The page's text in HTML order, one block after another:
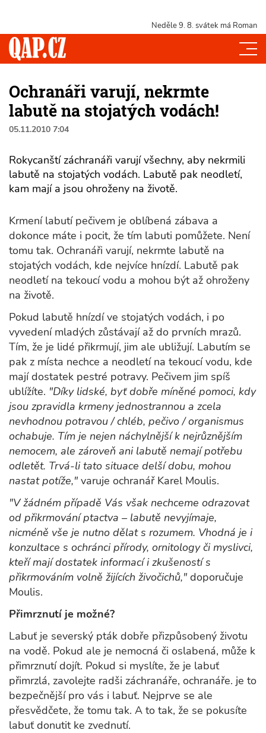
Neděle 9. 8. svátek má Roman
Ochranáři varují, nekrmte
labutě na stojatých vodách!
05.11.2010 7:04
Rokycanští záchranáři varují všechny, aby nekrmili
labutě na stojatých vodách. Labutě pak neodletí,
kam mají a jsou ohroženy na životě.
Krmení labutí pečivem je oblíbená zábava a
dokonce máte i pocit, že tím labuti pomůžete. Není
tomu tak. Ochranáři varují, nekrmte labutě na
stojatých vodách, kde nejvíce hnízdí. Labutě pak
neodletí na tekoucí vodu a mohou být až ohroženy
na životě.
Pokud labutě hnízdí ve stojatých vodách, i po
vyvedení mladých zůstávají až do prvních mrazů.
Tím, že je lidé přikrmují, jim ale ubližují. Labutím se
pak z místa nechce a neodletí na tekoucí vodu, kde
mají dostatek pestré potravy. Pečivem jim spíš
ublížíte. "Díky lidské, byť dobře míněné pomoci, kdy
jsou zpravidla krmeny jednostrannou a zcela
nevhodnou potravou / chléb, pečivo / organismus
ochabuje. Tím je nejen náchylnější k nejrůznějším
nemocem, ale zároveň ani labutě nemají potřebu
odletět. Trvá-li tato situace delší dobu, mohou
nastat potíže," varuje ochranář Karel Moulis.
"V žádném případě Vás však nechceme odrazovat
od přikrmování ptactva – labutě nevyjímaje,
nicméně vše je nutno dělat s rozumem. Vhodná je i
konzultace s ochránci přírody, ornitology či myslivci,
kteří mají dostatek informací i zkušeností s
přikrmováním volně žijících živočichů," doporučuje
Moulis.
Přimrznutí je možné?
Labuť je severský pták dobře přizpůsobený životu
na vodě. Pokud ale je nemocná či oslabená, může k
přimrznutí dojít. Pokud si myslíte, že je labuť
přimrzlá, zavolejte radši záchranáře, ochranáře. je to
bezpečnější pro vás i labuť. Nejprve se ale
přesvědčete, že tomu tak. A to tak, že se pokusíte
labuť donutit ke zvednutí.